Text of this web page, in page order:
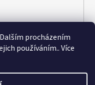
procházením
používáním.. Více